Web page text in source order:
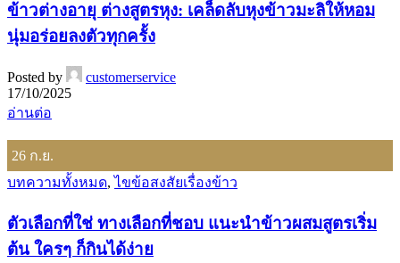
ข้าวต่างอายุ ต่างสูตรหุง: เคล็ดลับหุงข้าวมะลิให้หอม
นุ่มอร่อยลงตัวทุกครั้ง
Posted by
customerservice
17/10/2025
อ่านต่อ
26 ก.ย.
บทความทั้งหมด,ไขข้อสงสัยเรื่องข้าว
ตัวเลือกที่ใช่ ทางเลือกที่ชอบ แนะนำข้าวผสมสูตรเริ่ม
ต้น ใครๆ ก็กินได้ง่าย